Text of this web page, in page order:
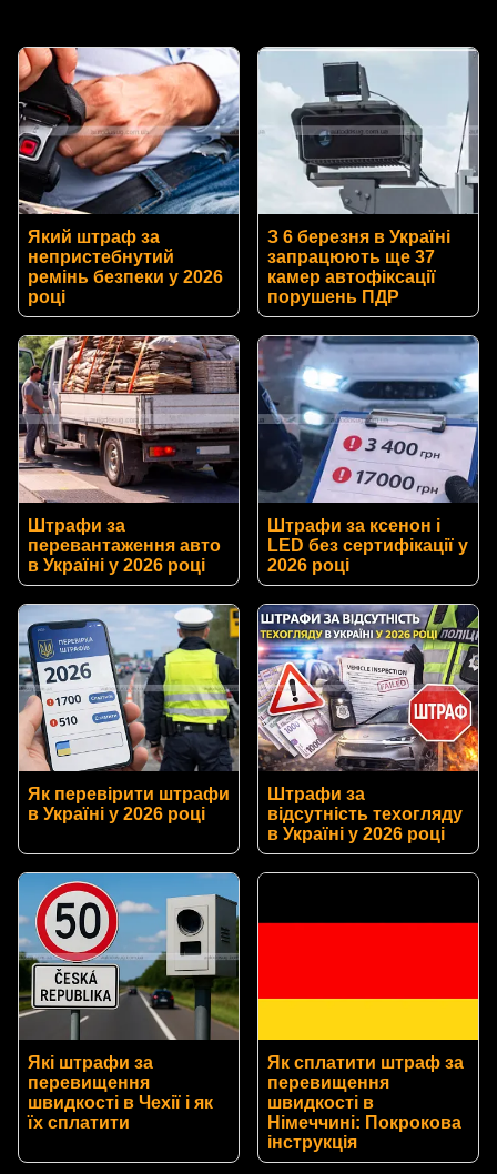
Який штраф за
непристебнутий
ремінь безпеки у 2026
році
З 6 березня в Україні
запрацюють ще 37
камер автофіксації
порушень ПДР
Штрафи за
перевантаження авто
в Україні у 2026 році
Штрафи за ксенон і
LED без сертифікації у
2026 році
Як перевірити штрафи
в Україні у 2026 році
Штрафи за
відсутність техогляду
в Україні у 2026 році
Які штрафи за
перевищення
швидкості в Чехії і як
їх сплатити
Як сплатити штраф за
перевищення
швидкості в
Німеччині: Покрокова
інструкція